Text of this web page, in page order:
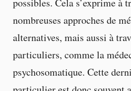
possibles. Cela s’exprime à
nombreuses approches de
alternatives, mais aussi à
particuliers, comme la
psychosomatique. Cette